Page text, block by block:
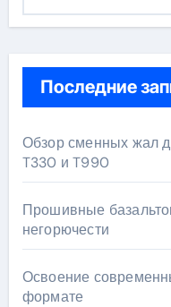
Последние
Обзор сменных жал
T330 и T990
Прошивные
негорючести
Освоение
формате